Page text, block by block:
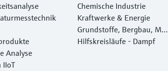
Analyse
IIoT
Chemische Industrie
Kraftwerke & Energie
Grundstoffe, Bergbau, Met
alle
Hilfskreisläufe - Dampf